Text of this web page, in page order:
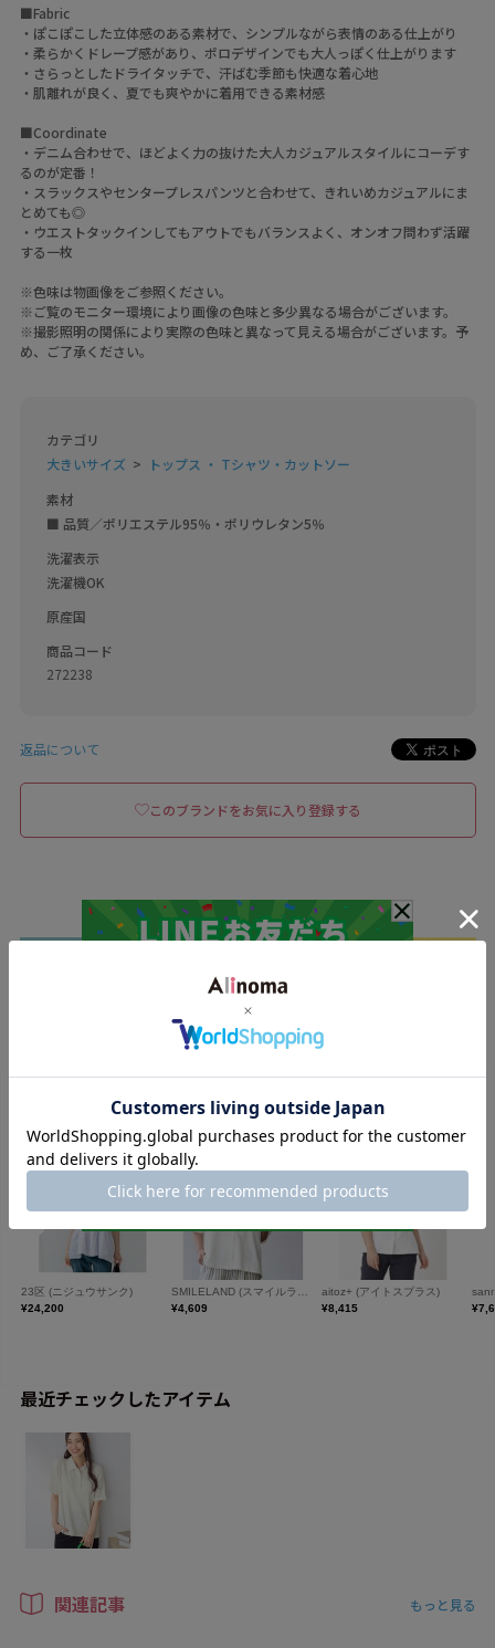
■Fabric
・ぽこぽこした立体感のある素材で、シンプルながら表情のある仕上がり
・柔らかくドレープ感があり、ポロデザインでも大人っぽく仕上がります
・さらっとしたドライタッチで、汗ばむ季節も快適な着心地
・肌離れが良く、夏でも爽やかに着用できる素材感
■Coordinate
・デニム合わせで、ほどよく力の抜けた大人カジュアルスタイルにコーデす
るのが定番！
・スラックスやセンタープレスパンツと合わせて、きれいめカジュアルにま
とめても◎
・ウエストタックインしてもアウトでもバランスよく、オンオフ問わず活躍
する一枚
※色味は物画像をご参照ください。
※ご覧のモニター環境により画像の色味と多少異なる場合がございます。
※撮影照明の関係により実際の色味と異なって見える場合がございます。予
め、ご了承ください。
カテゴリ
大きいサイズ
トップス ・ Tシャツ・カットソー
素材
■ 品質／ポリエステル95％・ポリウレタン5％
洗濯表示
洗濯機OK
原産国
商品コード
272238
返品について
このブランドをお気に入り登録する
最近チェックしたアイテム
関連記事 もっと見る